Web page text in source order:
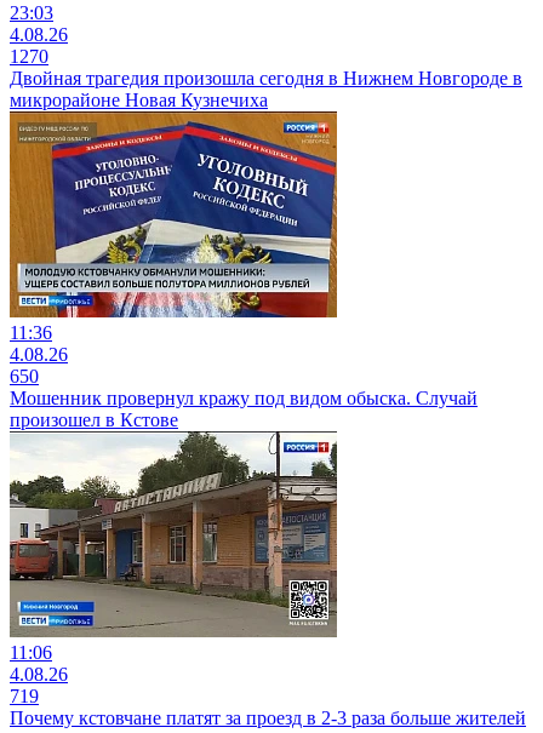
23:03
4.08.26
1270
Двойная трагедия произошла сегодня в Нижнем Новгороде в
микрорайоне Новая Кузнечиха
11:36
4.08.26
650
Мошенник провернул кражу под видом обыска. Случай
произошел в Кстове
11:06
4.08.26
719
Почему кстовчане платят за проезд в 2-3 раза больше жителей